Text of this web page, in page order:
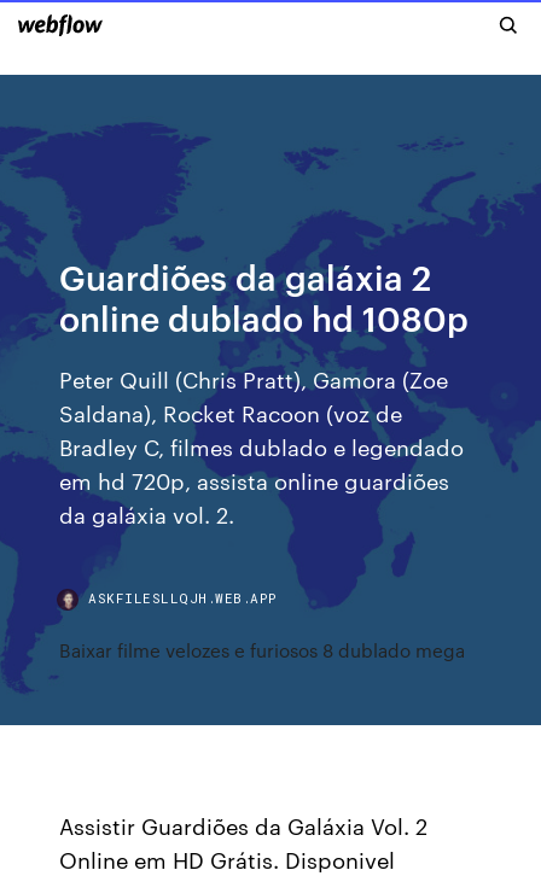
Guardiões da galáxia 2
online dublado hd 1080p
Peter Quill (Chris Pratt), Gamora (Zoe
Saldana), Rocket Racoon (voz de
Bradley C, filmes dublado e legendado
em hd 720p, assista online guardiões
da galáxia vol. 2.
ASKFILESLLQJH.WEB.APP
Baixar filme velozes e furiosos 8 dublado mega
Assistir Guardiões da Galáxia Vol. 2
Online em HD Grátis. Disponivel